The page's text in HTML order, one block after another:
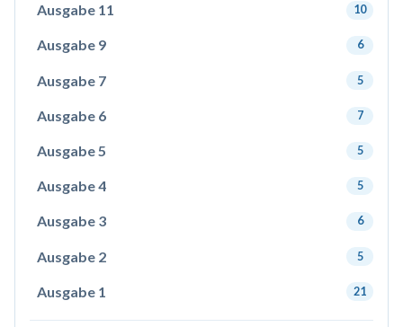
Ausgabe 11 10
Ausgabe 9 6
Ausgabe 7 5
Ausgabe 6 7
Ausgabe 5 5
Ausgabe 4 5
Ausgabe 3 6
Ausgabe 2 5
Ausgabe 1 21